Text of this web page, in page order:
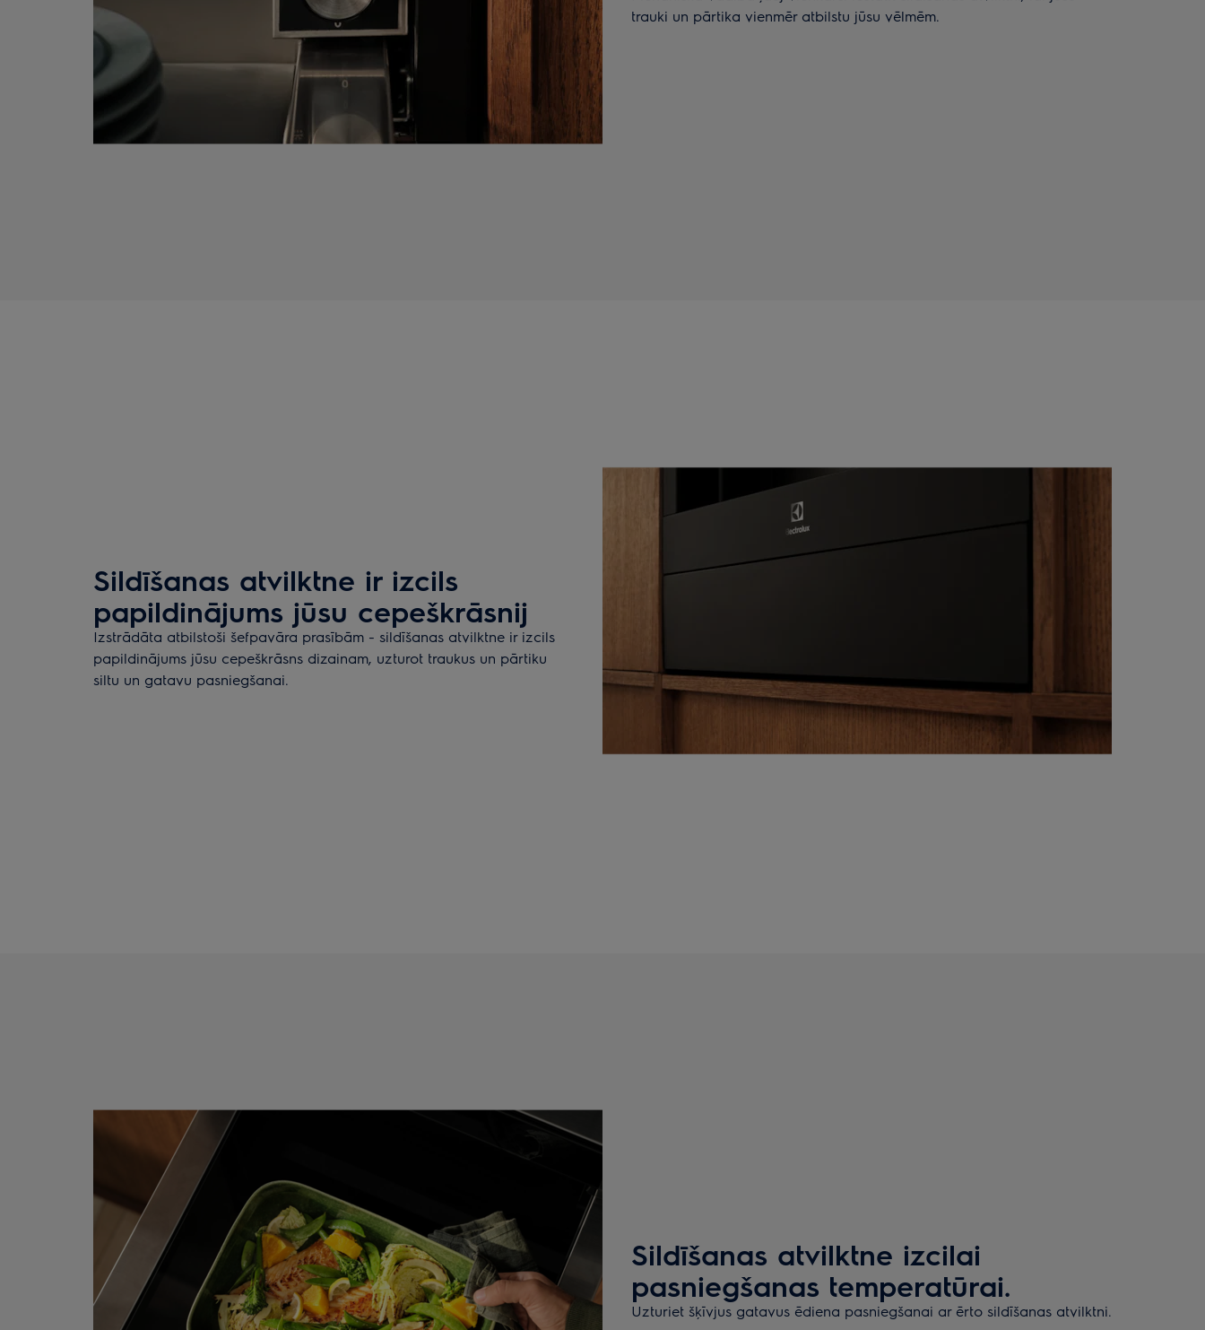
trauki un pārtika vienmēr atbilstu jūsu vēlmēm.
Sildīšanas atvilktne ir izcils
papildinājums jūsu cepeškrāsnij
Izstrādāta atbilstoši šefpavāra prasībām - sildīšanas atvilktne ir izcils
papildinājums jūsu cepeškrāsns dizainam, uzturot traukus un pārtiku
siltu un gatavu pasniegšanai.
Sildīšanas atvilktne izcilai
pasniegšanas temperatūrai.
Uzturiet šķīvjus gatavus ēdiena pasniegšanai ar ērto sildīšanas atvilktni.